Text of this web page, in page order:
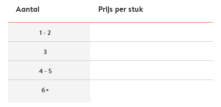
Aantal Prijs per stuk
1 - 2
3
4 - 5
6+